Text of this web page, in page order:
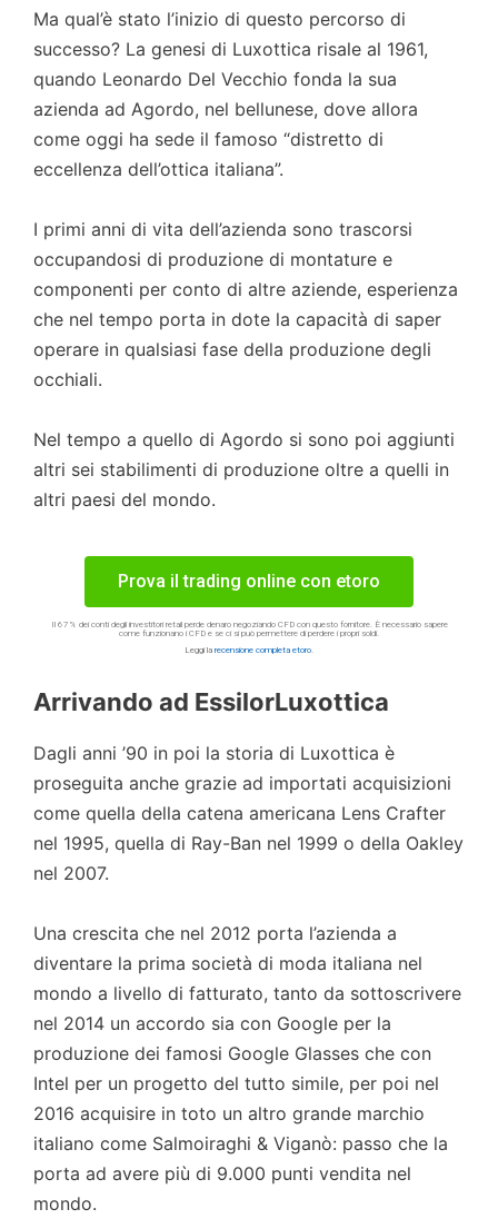
Ma qual’è stato l’inizio di questo percorso di
successo? La genesi di Luxottica risale al 1961,
quando Leonardo Del Vecchio fonda la sua
azienda ad Agordo, nel bellunese, dove allora
come oggi ha sede il famoso “distretto di
eccellenza dell’ottica italiana”.
I primi anni di vita dell’azienda sono trascorsi
occupandosi di produzione di montature e
componenti per conto di altre aziende, esperienza
che nel tempo porta in dote la capacità di saper
operare in qualsiasi fase della produzione degli
occhiali.
Nel tempo a quello di Agordo si sono poi aggiunti
altri sei stabilimenti di produzione oltre a quelli in
altri paesi del mondo.
Prova il trading online con etoro
Il 67% dei conti degli investitori retail perde denaro negoziando CFD con questo fornitore. È necessario sapere
come funzionano i CFD e se ci si può permettere di perdere i propri soldi.
Leggi la recensione completa etoro.
Arrivando ad EssilorLuxottica
Dagli anni ’90 in poi la storia di Luxottica è
proseguita anche grazie ad importati acquisizioni
come quella della catena americana Lens Crafter
nel 1995, quella di Ray-Ban nel 1999 o della Oakley
nel 2007.
Una crescita che nel 2012 porta l’azienda a
diventare la prima società di moda italiana nel
mondo a livello di fatturato, tanto da sottoscrivere
nel 2014 un accordo sia con Google per la
produzione dei famosi Google Glasses che con
Intel per un progetto del tutto simile, per poi nel
2016 acquisire in toto un altro grande marchio
italiano come Salmoiraghi & Viganò: passo che la
porta ad avere più di 9.000 punti vendita nel
mondo.